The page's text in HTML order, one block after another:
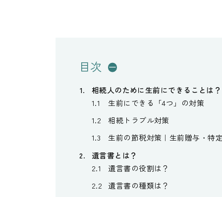
目次
相続人のために生前にできることは？
生前にできる「4つ」の対策
相続トラブル対策
生前の節税対策｜生前贈与・特
遺言書とは？
遺言書の役割は？
遺言書の種類は？